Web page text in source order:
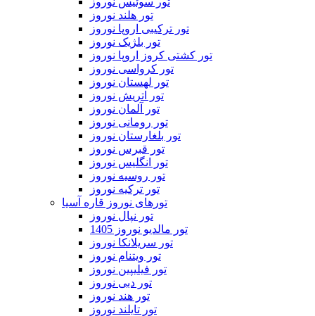
تور هلند نوروز
تور ترکیبی اروپا نوروز
تور بلژیک نوروز
تور کشتی کروز اروپا نوروز
تور کرواسی نوروز
تور لهستان نوروز
تور اتریش نوروز
تور آلمان نوروز
تور رومانی نوروز
تور بلغارستان نوروز
تور قبرس نوروز
تور انگلیس نوروز
تور روسیه نوروز
تور ترکیه نوروز
تورهای نوروز قاره آسیا
تور نپال نوروز
تور مالدیو نوروز 1405
تور سریلانکا نوروز
تور ویتنام نوروز
تور فیلیپین نوروز
تور دبی نوروز
تور هند نوروز
تور تایلند نوروز